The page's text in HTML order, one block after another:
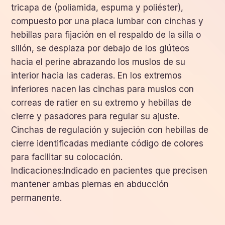
tricapa de (poliamida, espuma y poliéster),
compuesto por una placa lumbar con cinchas y
hebillas para fijación en el respaldo de la silla o
sillón, se desplaza por debajo de los glúteos
hacia el perine abrazando los muslos de su
interior hacia las caderas. En los extremos
inferiores nacen las cinchas para muslos con
correas de ratier en su extremo y hebillas de
cierre y pasadores para regular su ajuste.
Cinchas de regulación y sujeción con hebillas de
cierre identificadas mediante código de colores
para facilitar su colocación.
Indicaciones:Indicado en pacientes que precisen
mantener ambas piernas en abducción
permanente.